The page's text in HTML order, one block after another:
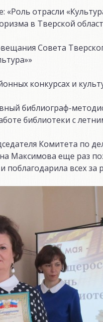
отрасли
в Тверской
Совета
конкурсах и
библиограф-
библиотеки с
Комитета по
Максимова еще раз
всех за